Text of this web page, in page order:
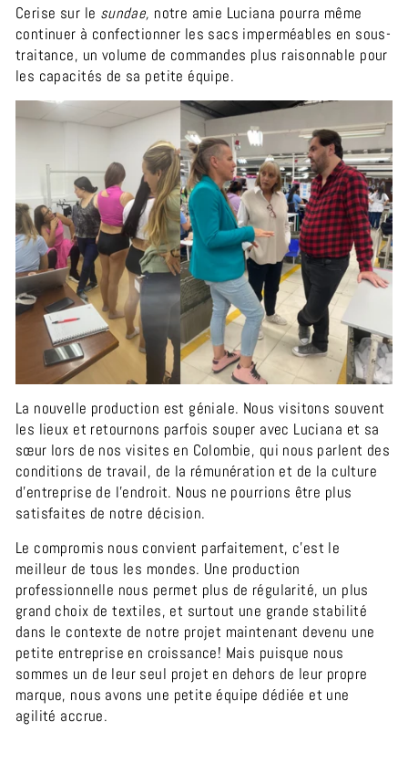
Cerise sur le sundae, notre amie Luciana pourra même
continuer à confectionner les sacs imperméables en sous-
traitance, un volume de commandes plus raisonnable pour
les capacités de sa petite équipe.
La nouvelle production est géniale. Nous visitons souvent
les lieux et retournons parfois souper avec Luciana et sa
sœur lors de nos visites en Colombie, qui nous parlent des
conditions de travail, de la rémunération et de la culture
d’entreprise de l’endroit. Nous ne pourrions être plus
satisfaites de notre décision.
Le compromis nous convient parfaitement, c’est le
meilleur de tous les mondes. Une production
professionnelle nous permet plus de régularité, un plus
grand choix de textiles, et surtout une grande stabilité
dans le contexte de notre projet maintenant devenu une
petite entreprise en croissance! Mais puisque nous
sommes un de leur seul projet en dehors de leur propre
marque, nous avons une petite équipe dédiée et une
agilité accrue.